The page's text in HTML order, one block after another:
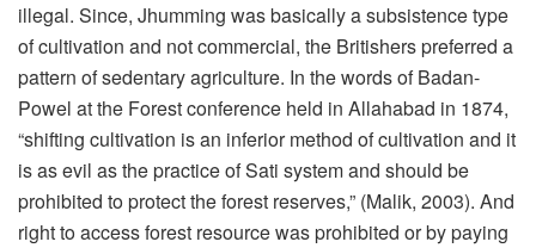
illegal. Since, Jhumming was basically a subsistence type
of cultivation and not commercial, the Britishers preferred a
pattern of sedentary agriculture. In the words of Badan-
Powel at the Forest conference held in Allahabad in 1874,
“shifting cultivation is an inferior method of cultivation and it
is as evil as the practice of Sati system and should be
prohibited to protect the forest reserves,” (Malik, 2003). And
right to access forest resource was prohibited or by paying